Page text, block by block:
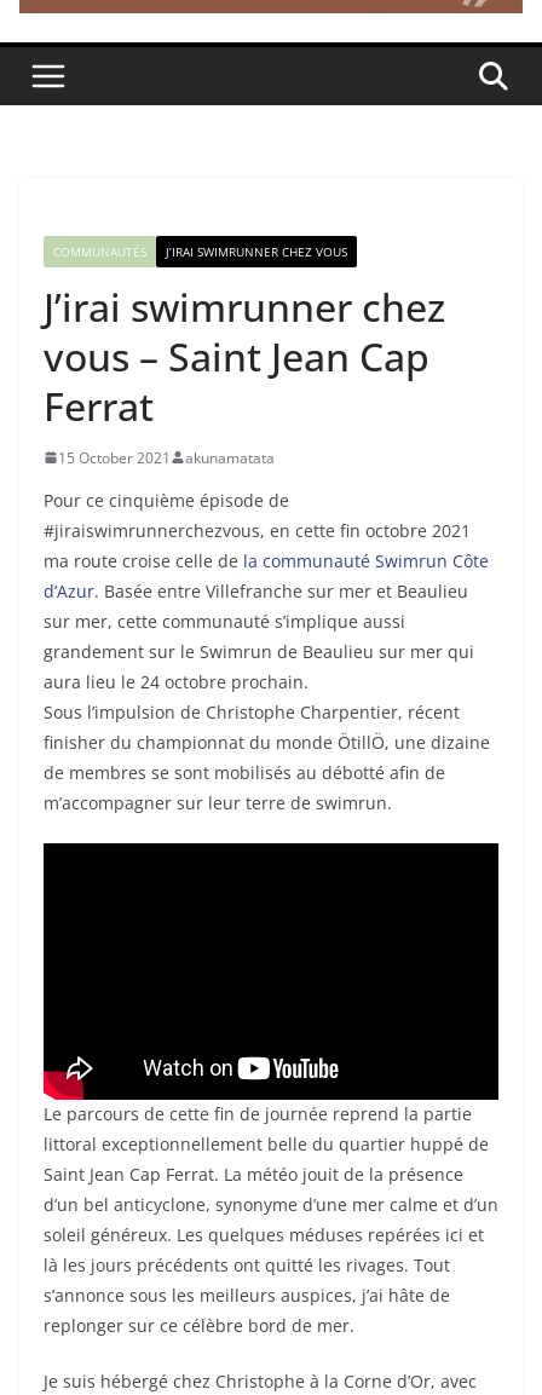
COMMUNAUTÉS J’IRAI SWIMRUNNER CHEZ VOUS
J’irai swimrunner chez
vous – Saint Jean Cap
Ferrat
15 October 2021 akunamatata
Pour ce cinquième épisode de
#jiraiswimrunnerchezvous, en cette fin octobre 2021
ma route croise celle de la communauté Swimrun Côte
d’Azur. Basée entre Villefranche sur mer et Beaulieu
sur mer, cette communauté s’implique aussi
grandement sur le Swimrun de Beaulieu sur mer qui
aura lieu le 24 octobre prochain.
Sous l’impulsion de Christophe Charpentier, récent
finisher du championnat du monde ÖtillÖ, une dizaine
de membres se sont mobilisés au débotté afin de
m’accompagner sur leur terre de swimrun.
Le parcours de cette fin de journée reprend la partie
littoral exceptionnellement belle du quartier huppé de
Saint Jean Cap Ferrat. La météo jouit de la présence
d’un bel anticyclone, synonyme d’une mer calme et d’un
soleil généreux. Les quelques méduses repérées ici et
là les jours précédents ont quitté les rivages. Tout
s’annonce sous les meilleurs auspices, j’ai hâte de
replonger sur ce célèbre bord de mer.
Je suis hébergé chez Christophe à la Corne d’Or, avec